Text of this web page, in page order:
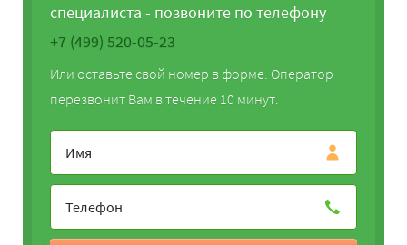
специалиста - позвоните по телефону
+7 (499) 520-05-23
Или оставьте свой номер в форме. Оператор
перезвонит Вам в течение 10 минут.